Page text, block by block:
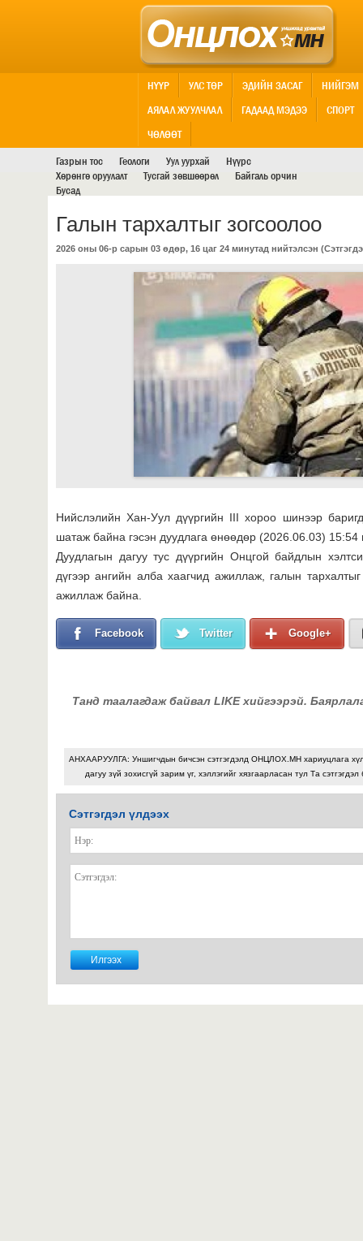
АШИГТ МАЛТМАЛ
НҮҮР УЛС ТӨР ЭДИЙН ЗАСАГ
НИЙГЭМ
АЯЛАЛ ЖУУЛЧЛАЛ
ГАДААД МЭДЭЭ
СПОРТ
ЧӨЛӨӨТ
Газрын тос
Геологи Уул уурхай
Нүүрс
Хөрөнгө оруулалт
Тусгай зөвшөөрөл
Байгаль орчин
Бусад
Галын тархалтыг зогсоолоо
2026 оны 06-р сарын 03 өдөр, 16 цаг 24 минутад нийтэлсэн (
Нийслэлийн Хан-Уул дүүргийн III хороо шинээр
шатаж байна гэсэн дуудлага өнөөдөр (2026.06.03) 15:54
Дуудлагын дагуу тус дүүргийн Онцгой байдлын
дүгээр ангийн алба хаагчид ажиллаж, галын
ажиллаж байна.
Facebook Twitter Google+
Танд таалагдаж байвал LIKE хийгээрэй.
АНХААРУУЛГА: Уншигчдын бичсэн сэтгэгдэлд ОНЦЛОХ.МН хариуцлага
дагуу зүй зохисгүй зарим үг, хэллэгийг хязгаарласан тул Та
Сэтгэгдэл үлдээх